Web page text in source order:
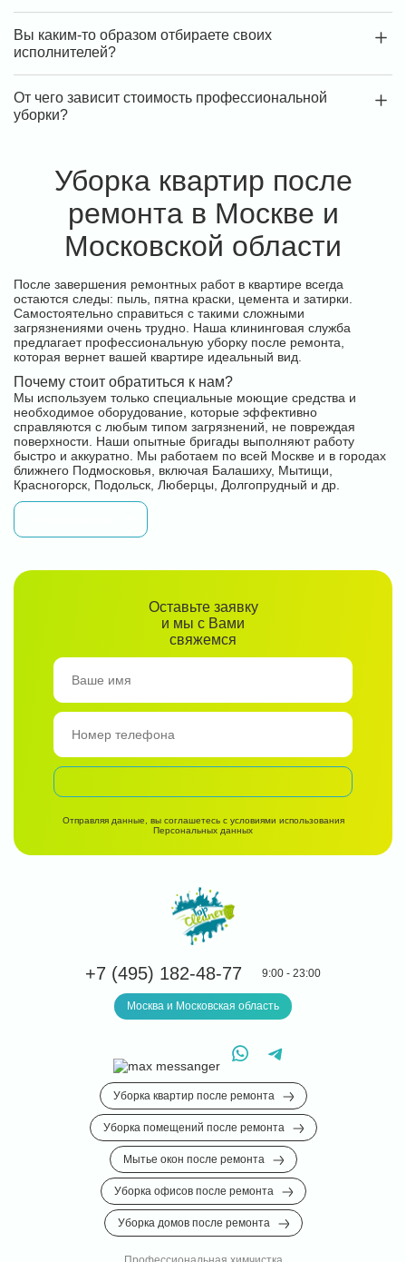
Вы каким-то образом отбираете своих
исполнителей?
От чего зависит стоимость профессиональной
уборки?
Уборка квартир после
ремонта в Москве и
Московской области
После завершения ремонтных работ в квартире всегда
остаются следы: пыль, пятна краски, цемента и затирки.
Самостоятельно справиться с такими сложными
загрязнениями очень трудно. Наша клининговая служба
предлагает профессиональную уборку после ремонта,
которая вернет вашей квартире идеальный вид.
Почему стоит обратиться к нам?
Мы используем только специальные моющие средства и
необходимое оборудование, которые эффективно
справляются с любым типом загрязнений, не повреждая
поверхности. Наши опытные бригады выполняют работу
быстро и аккуратно. Мы работаем по всей Москве и в городах
ближнего Подмосковья, включая Балашиху, Мытищи,
Красногорск, Подольск, Люберцы, Долгопрудный и др.
+7 (495) 182-48-77 9:00 - 23:00
Москва и Московская область
Уборка квартир после ремонта
Уборка помещений после ремонта
Мытье окон после ремонта
Уборка офисов после ремонта
Уборка домов после ремонта
Оставьте заявку
и мы с Вами
свяжемся
Отправляя данные, вы соглашетесь с условиями использования
Персональных данных